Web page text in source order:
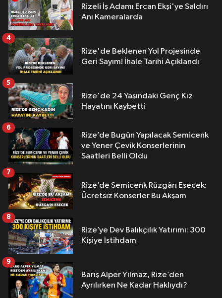
Rizeli İş Adamı Ercan Ekşi'ye Saldırı
Anı Kameralarda
Rize'de Beklenen Yol Projesinde
Geri Sayım! İhale Tarihi Açıklandı
4
Rize'de 24 Yaşındaki Genç Kız
Hayatını Kaybetti
5
Rize’de Bugün Yapılacak Semicenk
ve Yener Çevik Konserlerinin
Saatleri Belli Oldu
6
Rize’de Semicenk Rüzgârı Esecek:
Ücretsiz Konserler Bu Akşam
7
Rize’ye Dev Balıkçılık Yatırımı: 300
Kişiye İstihdam
8
Barış Alper Yılmaz, Rize’den
Ayrılırken Ne Kadar Haklıydı?
9